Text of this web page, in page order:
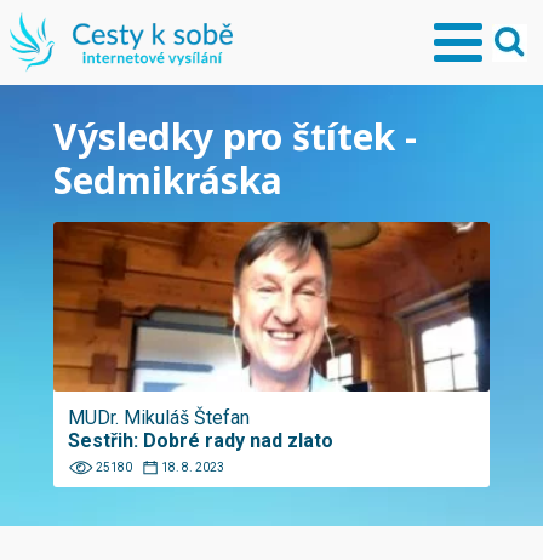
Výsledky pro štítek -
Sedmikráska
MUDr. Mikuláš Štefan
Sestřih: Dobré rady nad zlato
25180 18. 8. 2023